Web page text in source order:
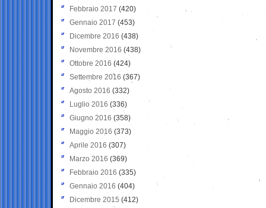
Febbraio 2017 (420)
Gennaio 2017 (453)
Dicembre 2016 (438)
Novembre 2016 (438)
Ottobre 2016 (424)
Settembre 2016 (367)
Agosto 2016 (332)
Luglio 2016 (336)
Giugno 2016 (358)
Maggio 2016 (373)
Aprile 2016 (307)
Marzo 2016 (369)
Febbraio 2016 (335)
Gennaio 2016 (404)
Dicembre 2015 (412)